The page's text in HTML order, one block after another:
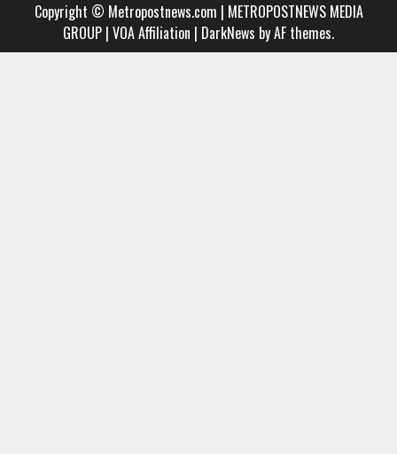
Media
Group
AND
MUSIC
Copyright © Metropostnews.com | METROPOSTNEWS MEDIA
GROUP | VOA Affiliation | DarkNews by AF themes.